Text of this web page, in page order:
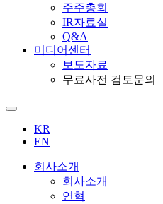
주주총회
IR자료실
Q&A
미디어센터
보도자료
무료사전 검토문의
KR
EN
회사소개
회사소개
연혁